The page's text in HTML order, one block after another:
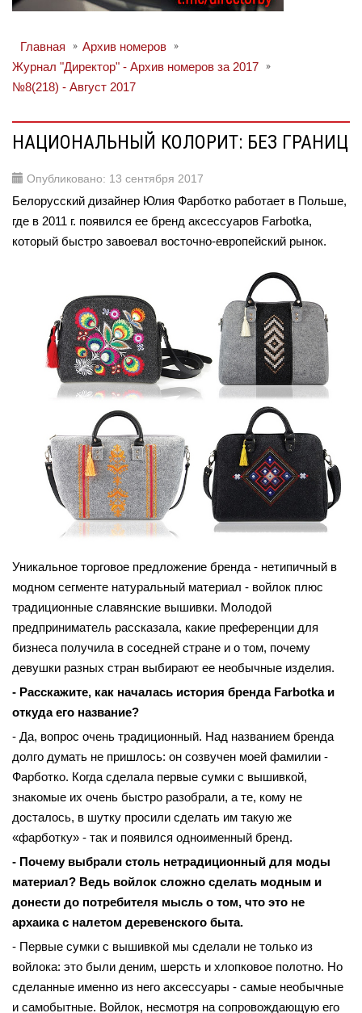
Главная
Архив номеров
Журнал "Директор" - Архив номеров за 2017
№8(218) - Август 2017
НАЦИОНАЛЬНЫЙ КОЛОРИТ: БЕЗ ГРАНИЦ
Опубликовано: 13 сентября 2017
Белорусский дизайнер Юлия Фарботко работает в Польше,
где в 2011 г. появился ее бренд аксессуаров Farbotka,
который быстро завоевал восточно-европейский рынок.
Уникальное торговое предложение бренда - нетипичный в
модном сегменте натуральный материал - войлок плюс
традиционные славянские вышивки. Молодой
предприниматель рассказала, какие преференции для
бизнеса получила в соседней стране и о том, почему
девушки разных стран выбирают ее необычные изделия.
- Расскажите, как началась история бренда Farbotka и
откуда его название?
- Да, вопрос очень традиционный. Над названием бренда
долго думать не пришлось: он созвучен моей фамилии -
Фарботко. Когда сделала первые сумки с вышивкой,
знакомые их очень быстро разобрали, а те, кому не
досталось, в шутку просили сделать им такую же
«фарботку» - так и появился одноименный бренд.
- Почему выбрали столь нетрадиционный для моды
материал? Ведь войлок сложно сделать модным и
донести до потребителя мысль о том, что это не
архаика с налетом деревенского быта.
- Первые сумки с вышивкой мы сделали не только из
войлока: это были деним, шерсть и хлопковое полотно. Но
сделанные именно из него аксессуары - самые необычные
и самобытные. Войлок, несмотря на сопровождающую его